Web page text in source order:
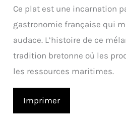
Ce plat est une incarnation
gastronomie française qui
audace. L’histoire de ce
tradition bretonne où les
les ressources maritimes.
Imprimer